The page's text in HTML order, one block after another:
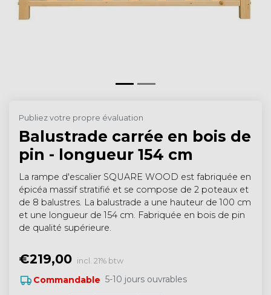
Publiez votre propre évaluation
Balustrade carrée en bois de
pin - longueur 154 cm
La rampe d'escalier SQUARE WOOD est fabriquée en
épicéa massif stratifié et se compose de 2 poteaux et
de 8 balustres. La balustrade a une hauteur de 100 cm
et une longueur de 154 cm. Fabriquée en bois de pin
de qualité supérieure.
€219,00 incl. 21% btw
Commandable 5-10 jours ouvrables